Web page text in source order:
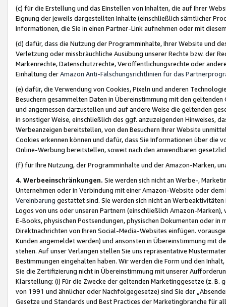
(c) für die Erstellung und das Einstellen von Inhalten, die auf Ihrer
Eignung der jeweils dargestellten Inhalte (einschließlich sämtlicher
Informationen, die Sie in einen Partner-Link aufnehmen oder mit
(d) dafür, dass die Nutzung der Programminhalte, Ihrer Website und
Verletzung oder missbräuchliche Ausübung unserer Rechte bzw. der
Markenrechte, Datenschutzrechte, Veröffentlichungsrechte oder
Einhaltung derAmazon Anti-Fälschungsrichtlinien für das
(e) dafür, die Verwendung von Cookies, Pixeln und anderen
Besuchern gesammelten Daten in Übereinstimmung mit den
und angemessen darzustellen und auf andere Weise die geltenden
in sonstiger Weise, einschließlich des ggf. anzuzeigenden Hinweises,
Werbeanzeigen bereitstellen, von den Besuchern Ihrer Website
Cookies erkennen können und dafür, dass Sie Informationen über die
Online-Werbung bereitstellen, soweit nach den anwendbaren
(f) für Ihre Nutzung, der Programminhalte und der Amazon-Marken,
4. Werbeeinschränkungen. Sie werden sich nicht an Werbe-,
Unternehmen oder in Verbindung mit einer Amazon-Website oder
Vereinbarung gestattet sind. Sie werden sich nicht an
Logos von uns oder unseren Partnern (einschließlich Amazon-
E-Books, physischen Postsendungen, physischen Dokumenten oder in
Direktnachrichten von Ihren Social-Media-Websites einfügen.
Kunden angemeldet werden) und ansonsten in Übereinstimmung mit
stehen. Auf unser Verlangen stellen Sie uns repräsentative
Bestimmungen eingehalten haben. Wir werden die Form und den
Sie die Zertifizierung nicht in Übereinstimmung mit unserer
Klarstellung: (i) Für die Zwecke der geltenden Marketinggesetze (z. B.
von 1991 und ähnlicher oder Nachfolgegesetze) sind Sie der
Gesetze und Standards und Best Practices der Marketingbranche für